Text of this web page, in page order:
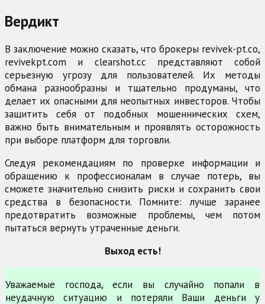
Вердикт
В заключение можно сказать, что брокеры revivek-pt.co,
revivekpt.com и clearshot.cc представляют собой
серьезную угрозу для пользователей. Их методы
обмана разнообразны и тщательно продуманы, что
делает их опасными для неопытных инвесторов. Чтобы
защитить себя от подобных мошеннических схем,
важно быть внимательным и проявлять осторожность
при выборе платформ для торговли.
Следуя рекомендациям по проверке информации и
обращению к профессионалам в случае потерь, вы
сможете значительно снизить риски и сохранить свои
средства в безопасности. Помните: лучше заранее
предотвратить возможные проблемы, чем потом
пытаться вернуть утраченные деньги.
Выход есть!
Уважаемые господа, если вы случайно попали в
неудачную ситуацию и потеряли Ваши деньги у